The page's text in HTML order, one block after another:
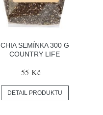
CHIA SEMÍNKA 300 G
COUNTRY LIFE
55 Kč
DETAIL PRODUKTU